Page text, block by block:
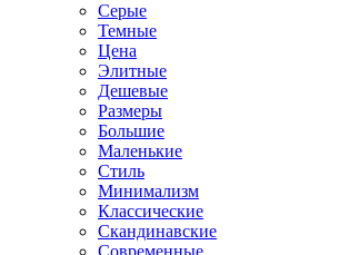
Серые
Темные
Цена
Элитные
Дешевые
Размеры
Большие
Маленькие
Стиль
Минимализм
Классические
Скандинавские
Современные